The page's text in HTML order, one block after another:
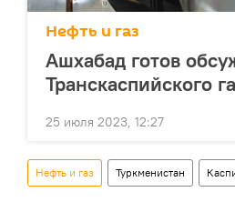
Нефть и газ
Ашхабад готов
Транскаспийского
25 июля 2023, 12:27
Нефть и газ Туркменистан